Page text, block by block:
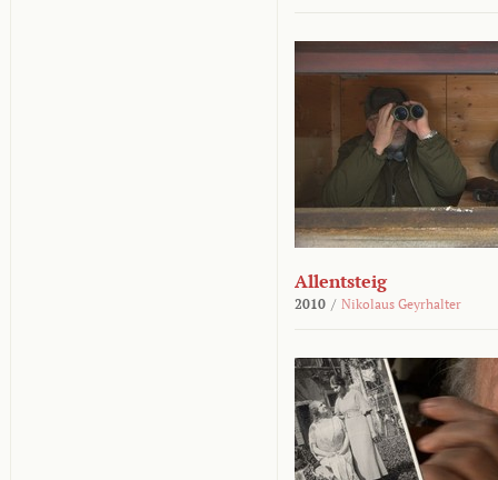
Allentsteig
2010 / Nikolaus Geyrhalter